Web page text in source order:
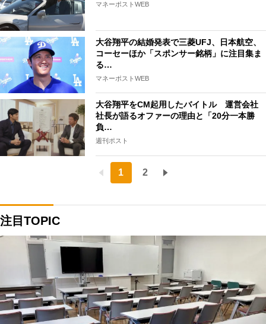
マネーポストWEB
大谷翔平の結婚発表で三菱UFJ、日本航空、
コーセーほか「スポンサー銘柄」に注目集ま
る…
マネーポストWEB
大谷翔平をCM起用したバイトル 運営会社
社長が語るオファーの理由と「20分一本勝
負…
週刊ポスト
1 2
注目TOPIC